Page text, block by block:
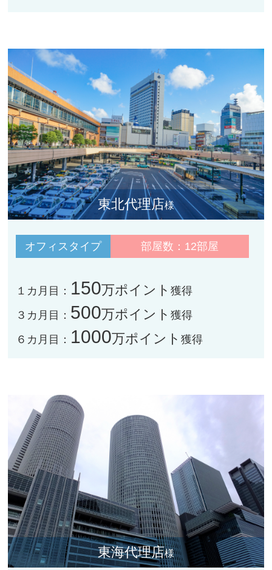
東北代理店様
オフィスタイプ 部屋数：12部屋
１カ月目： 150万ポイント獲得
３カ月目： 500万ポイント獲得
６カ月目： 1000万ポイント獲得
東海代理店様